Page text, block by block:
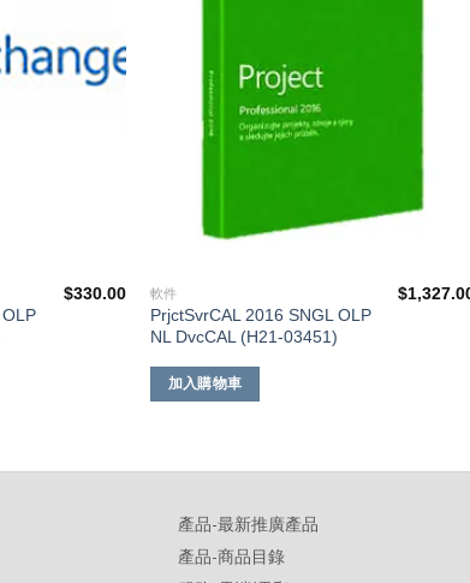
$330.00 軟件
PrjctSvrCAL 2016 SNGL OLP
NL DvcCAL (H21-03451)
$
加入購物車
產品-最新推廣產品
產品-商品目錄